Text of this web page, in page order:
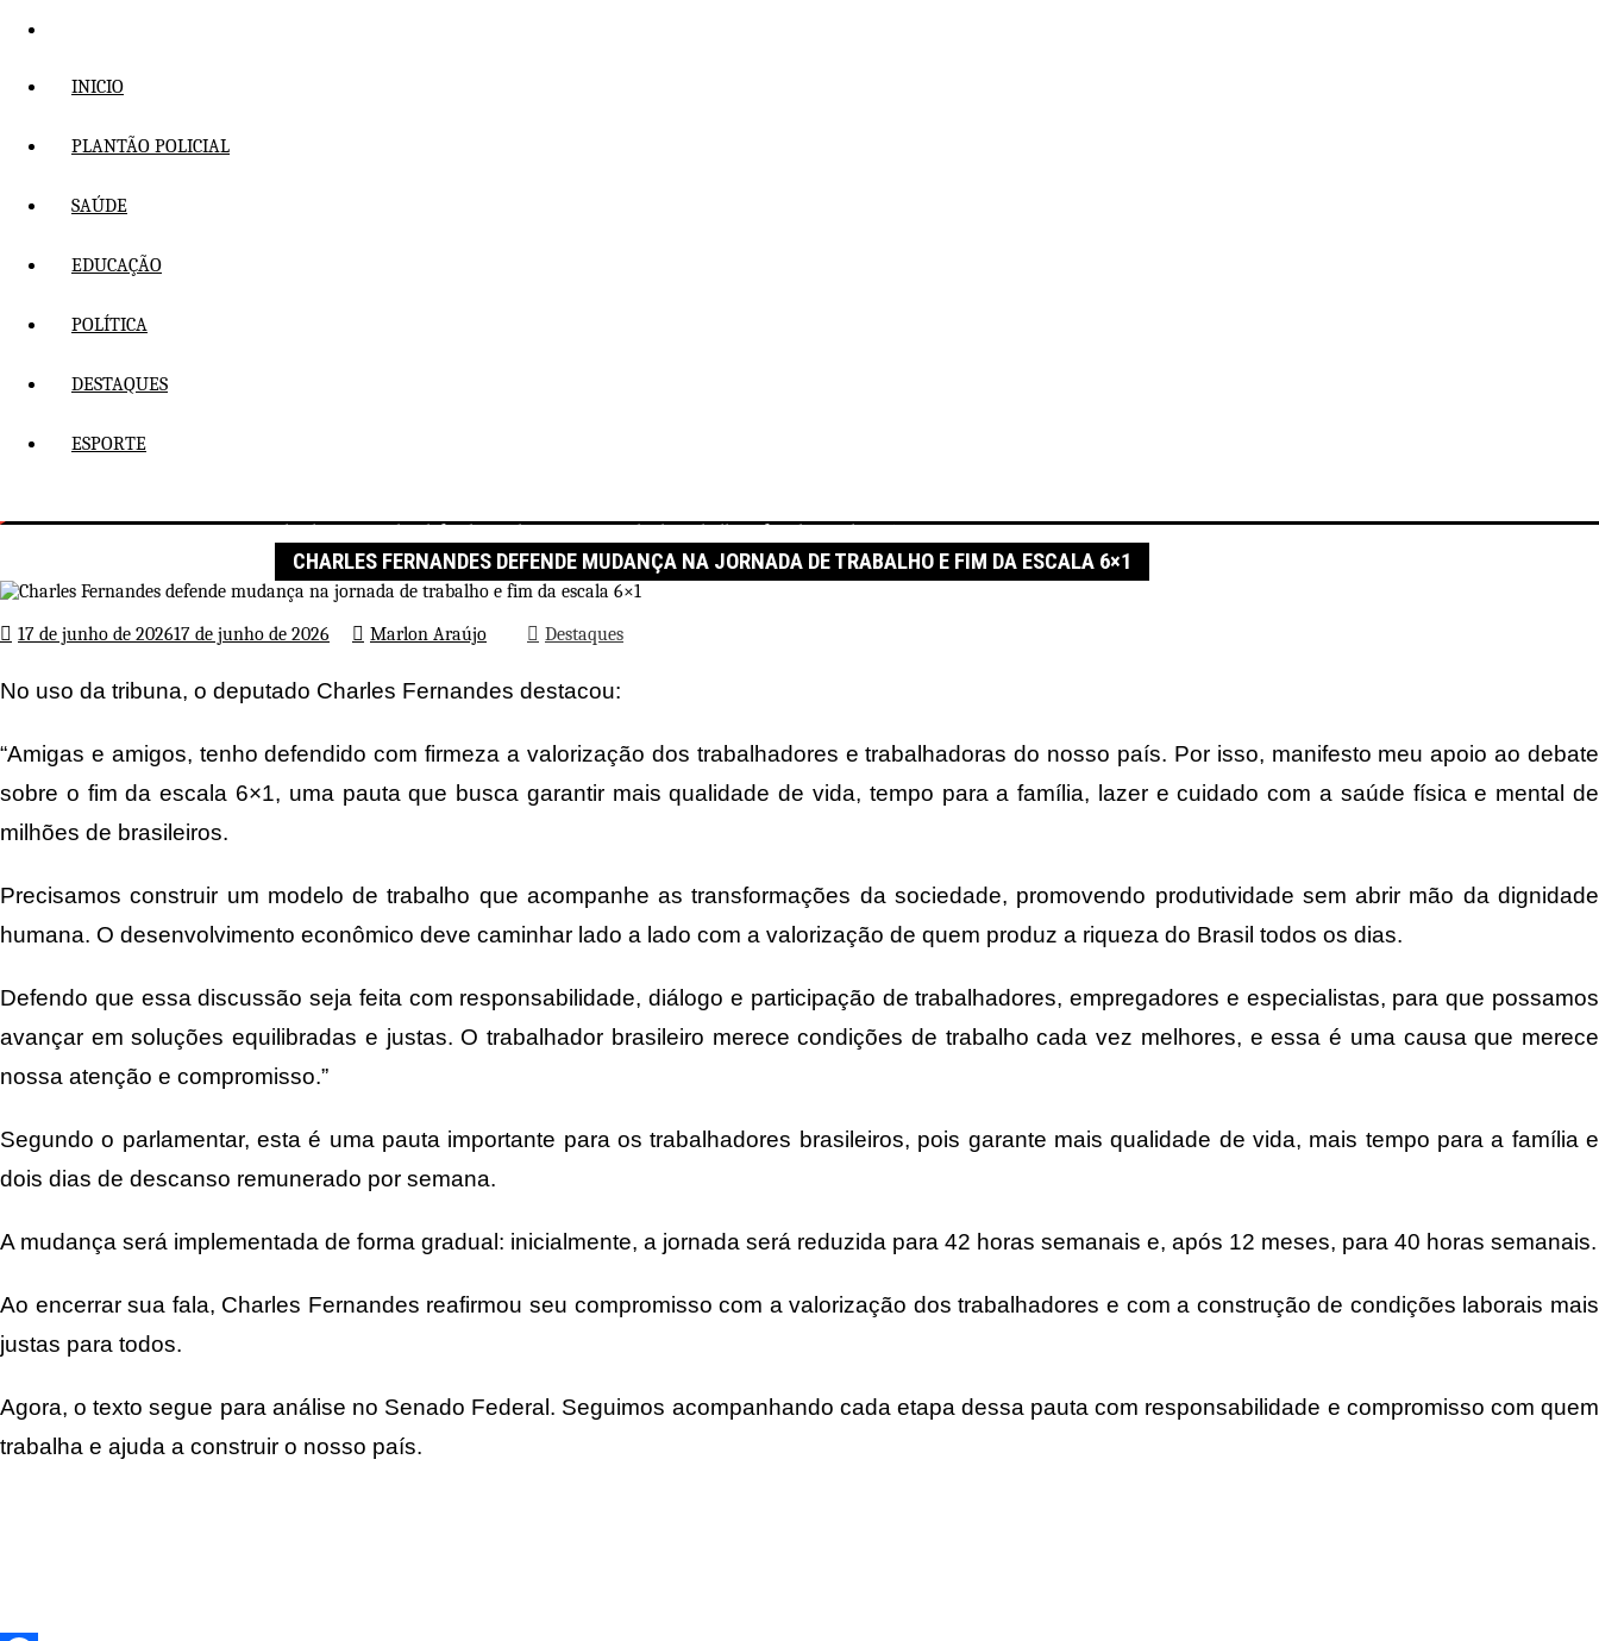
Pular
conteúdo INICIO
PLANTÃO POLICIAL
SAÚDE
EDUCAÇÃO
POLÍTICA
DESTAQUES
ESPORTE
Charles Fernandes defende mudança na jornada de trabalho e fim da escala 6×1
CHARLES FERNANDES DEFENDE MUDANÇA NA JORNADA DE TRABALHO E FIM DA ESCALA 6×1
17 de junho de 202617 de junho de 2026 Marlon Araújo Destaques
No uso da tribuna, o deputado Charles Fernandes destacou:
“Amigas e amigos, tenho defendido com firmeza a valorização dos trabalhadores e trabalhadoras do nosso país. Por isso, manifesto meu apoio ao debate
sobre o fim da escala 6×1, uma pauta que busca garantir mais qualidade de vida, tempo para a família, lazer e cuidado com a saúde física e mental de
milhões de brasileiros.
Precisamos construir um modelo de trabalho que acompanhe as transformações da sociedade, promovendo produtividade sem abrir mão da dignidade
humana. O desenvolvimento econômico deve caminhar lado a lado com a valorização de quem produz a riqueza do Brasil todos os dias.
Defendo que essa discussão seja feita com responsabilidade, diálogo e participação de trabalhadores, empregadores e especialistas, para que possamos
avançar em soluções equilibradas e justas. O trabalhador brasileiro merece condições de trabalho cada vez melhores, e essa é uma causa que merece
nossa atenção e compromisso.”
Segundo o parlamentar, esta é uma pauta importante para os trabalhadores brasileiros, pois garante mais qualidade de vida, mais tempo para a família e
dois dias de descanso remunerado por semana.
A mudança será implementada de forma gradual: inicialmente, a jornada será reduzida para 42 horas semanais e, após 12 meses, para 40 horas semanais.
Ao encerrar sua fala, Charles Fernandes reafirmou seu compromisso com a valorização dos trabalhadores e com a construção de condições laborais mais
justas para todos.
Agora, o texto segue para análise no Senado Federal. Seguimos acompanhando cada etapa dessa pauta com responsabilidade e compromisso com quem
trabalha e ajuda a construir o nosso país.